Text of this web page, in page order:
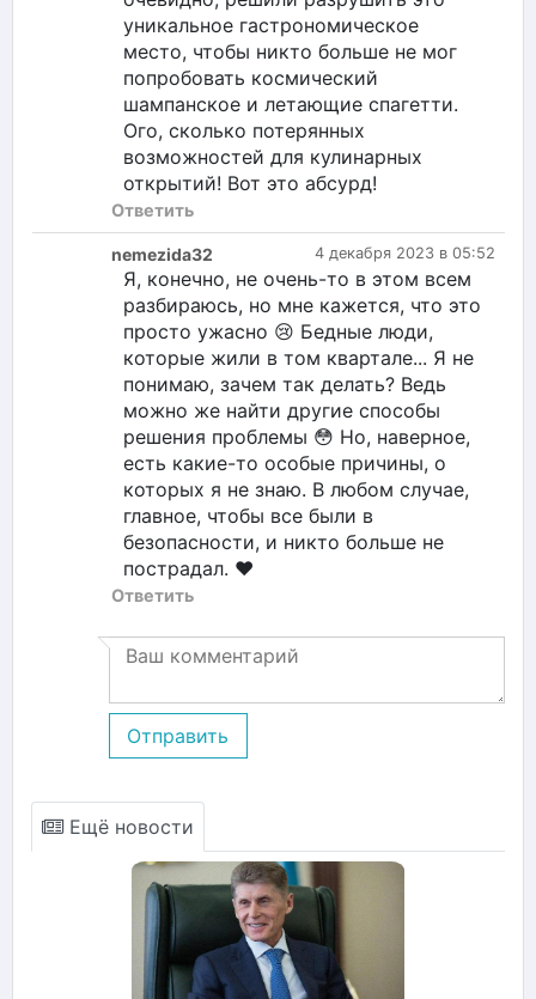
уникальное гастрономическое
место, чтобы никто больше не мог
попробовать космический
шампанское и летающие спагетти.
Ого, сколько потерянных
возможностей для кулинарных
открытий! Вот это абсурд!
Ответить
4 декабря 2023 в 05:52
nemezida32
Я, конечно, не очень-то в этом всем
разбираюсь, но мне кажется, что это
просто ужасно 😢 Бедные люди,
которые жили в том квартале... Я не
понимаю, зачем так делать? Ведь
можно же найти другие способы
решения проблемы 😳 Но, наверное,
есть какие-то особые причины, о
которых я не знаю. В любом случае,
главное, чтобы все были в
безопасности, и никто больше не
пострадал. ❤️
Ответить
Отправить
Ещё новости